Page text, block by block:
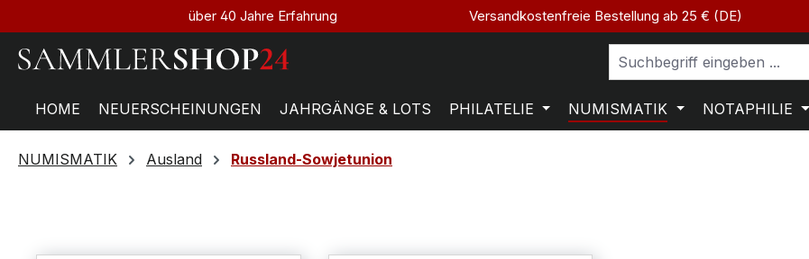
über 40 Jahre Erfahrung Versandkostenfreie Bestellung ab 25 € (DE)
HOME NEUERSCHEINUNGEN JAHRGÄNGE & LOTS PHILATELIE NUMISMATIK NOTAPHILIE
NUMISMATIK Ausland Russland-Sowjetunion